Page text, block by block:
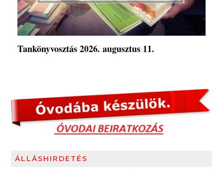
Tankönyvosztás 2026. augusztus 11.
ÁLLÁSHIRDETÉS